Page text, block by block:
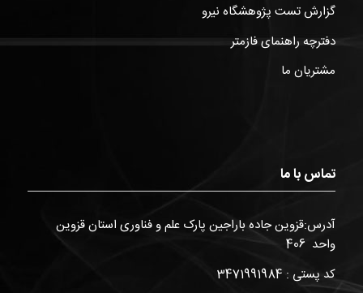
گزارش تست پژوهشگاه نیرو
دفترچه راهنمای فازمتر
مشتریان ما
تماس با ما
آدرس:قزوین جاده باراجین پارک علم و فناوری استان قزوین
واحد 406
کد پستی : 3471991984